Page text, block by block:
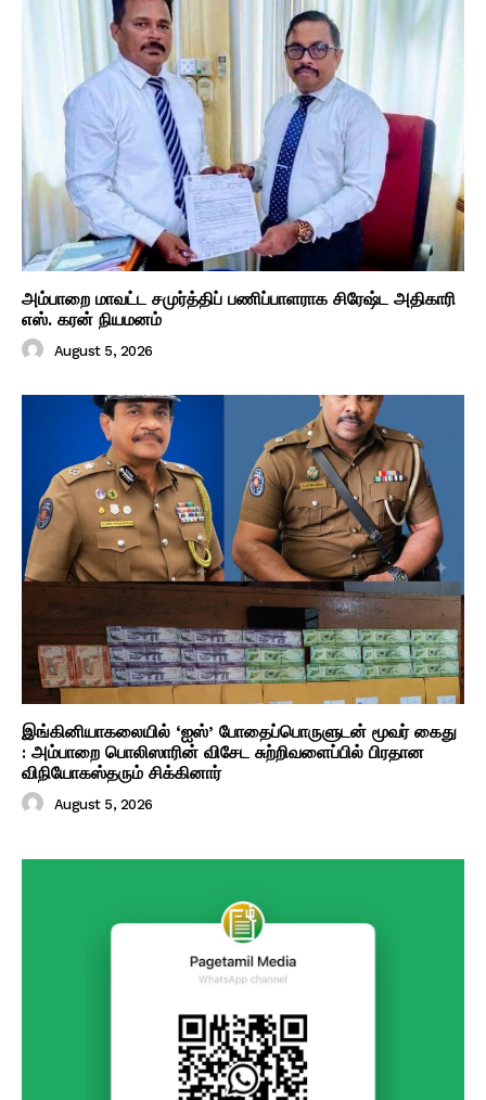
அம்பாறை மாவட்ட சமுர்த்திப் பணிப்பாளராக சிரேஷ்ட அதிகாரி
எஸ். கரன் நியமனம்
August 5, 2026
இங்கினியாகலையில் ‘ஐஸ்’ போதைப்பொருளுடன் மூவர் கைது
: அம்பாறை பொலிஸாரின் விசேட சுற்றிவளைப்பில் பிரதான
விநியோகஸ்தரும் சிக்கினார்
August 5, 2026